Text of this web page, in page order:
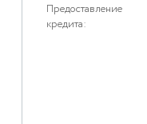
Предоставление
кредита: